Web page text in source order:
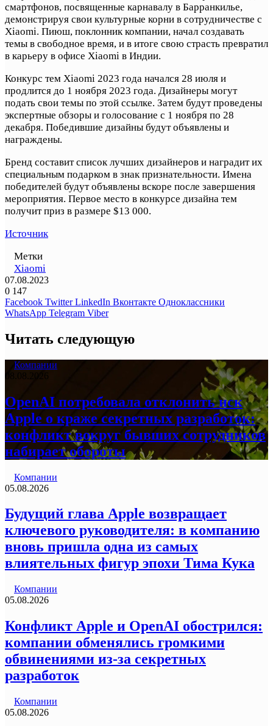
смартфонов, посвященные карнавалу в Барранкилье,
демонстрируя свои культурные корни в сотрудничестве с
Xiaomi. Пиюш, поклонник компании, начал создавать
темы в свободное время, и в итоге свою страсть превратил
в карьеру в офисе Xiaomi в Индии.
Конкурс тем Xiaomi 2023 года начался 28 июля и
продлится до 1 ноября 2023 года. Дизайнеры могут
подать свои темы по этой ссылке. Затем будут проведены
экспертные обзоры и голосование с 1 ноября по 28
декабря. Победившие дизайны будут объявлены и
награждены.
Бренд составит список лучших дизайнеров и наградит их
специальным подарком в знак признательности. Имена
победителей будут объявлены вскоре после завершения
мероприятия. Первое место в конкурсе дизайна тем
получит приз в размере $13 000.
Источник
Метки
Xiaomi
07.08.2023
0 147
Facebook Twitter LinkedIn Вконтакте Одноклассники
WhatsApp Telegram Viber
Читать следующую
Компании
OpenAI потребовала отклонить иск
Apple о краже секретных разработок:
конфликт вокруг бывших сотрудников
набирает обороты
Компании
05.08.2026
Будущий глава Apple возвращает
ключевого руководителя: в компанию
вновь пришла одна из самых
влиятельных фигур эпохи Тима Кука
Компании
05.08.2026
Конфликт Apple и OpenAI обострился:
компании обменялись громкими
обвинениями из-за секретных
разработок
Компании
05.08.2026